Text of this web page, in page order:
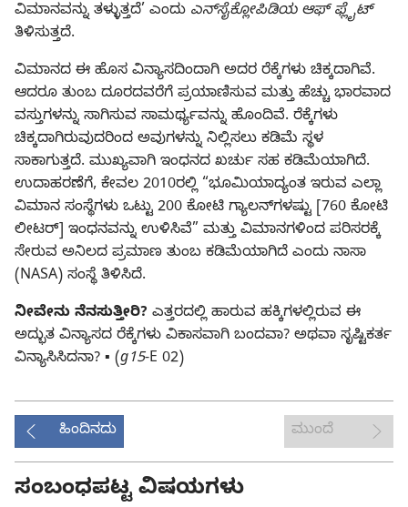
ವಿಮಾನವನ್ನು ತಳ್ಳುತ್ತದೆ’ ಎಂದು ಎನ್‌ಸೈಕ್ಲೋಪಿಡಿಯ ಆಫ್‌ ಫ್ಲೈಟ್‌
ತಿಳಿಸುತ್ತದೆ.
ವಿಮಾನದ ಈ ಹೊಸ ವಿನ್ಯಾಸದಿಂದಾಗಿ ಅದರ ರೆಕ್ಕೆಗಳು ಚಿಕ್ಕದಾಗಿವೆ.
ಆದರೂ ತುಂಬ ದೂರದವರೆಗೆ ಪ್ರಯಾಣಿಸುವ ಮತ್ತು ಹೆಚ್ಚು ಭಾರವಾದ
ವಸ್ತುಗಳನ್ನು ಸಾಗಿಸುವ ಸಾಮರ್ಥ್ಯವನ್ನು ಹೊಂದಿವೆ. ರೆಕ್ಕೆಗಳು
ಚಿಕ್ಕದಾಗಿರುವುದರಿಂದ ಅವುಗಳನ್ನು ನಿಲ್ಲಿಸಲು ಕಡಿಮೆ ಸ್ಥಳ
ಸಾಕಾಗುತ್ತದೆ. ಮುಖ್ಯವಾಗಿ ಇಂಧನದ ಖರ್ಚು ಸಹ ಕಡಿಮೆಯಾಗಿದೆ.
ಉದಾಹರಣೆಗೆ, ಕೇವಲ 2010ರಲ್ಲಿ “ಭೂಮಿಯಾದ್ಯಂತ ಇರುವ ಎಲ್ಲಾ
ವಿಮಾನ ಸಂಸ್ಥೆಗಳು ಒಟ್ಟು 200 ಕೋಟಿ ಗ್ಯಾಲನ್‌ಗಳಷ್ಟು [760 ಕೋಟಿ
ಲೀಟರ್‌] ಇಂಧನವನ್ನು ಉಳಿಸಿವೆ” ಮತ್ತು ವಿಮಾನಗಳಿಂದ ಪರಿಸರಕ್ಕೆ
ಸೇರುವ ಅನಿಲದ ಪ್ರಮಾಣ ತುಂಬ ಕಡಿಮೆಯಾಗಿದೆ ಎಂದು ನಾಸಾ
(NASA) ಸಂಸ್ಥೆ ತಿಳಿಸಿದೆ.
ನೀವೇನು ನೆನಸುತ್ತೀರಿ? ಎತ್ತರದಲ್ಲಿ ಹಾರುವ ಹಕ್ಕಿಗಳಲ್ಲಿರುವ ಈ
ಅದ್ಭುತ ವಿನ್ಯಾಸದ ರೆಕ್ಕೆಗಳು ವಿಕಾಸವಾಗಿ ಬಂದವಾ? ಅಥವಾ ಸೃಷ್ಟಿಕರ್ತ
ವಿನ್ಯಾಸಿಸಿದನಾ? ▪ (g15-E 02)
ಹಿಂದಿನದು ಮುಂದೆ
ಸಂಬಂಧಪಟ್ಟ ವಿಷಯಗಳು